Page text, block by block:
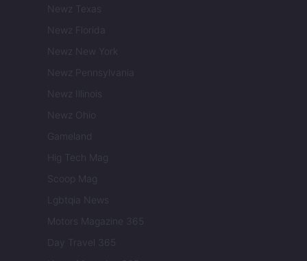
Newz Texas
Newz Florida
Newz New York
Newz Pennsylvania
Newz Illinois
Newz Ohio
Gameland
Hig Tech Mag
Scoop Mag
Lgbtqia News
Motors Magazine 365
Day Travel 365